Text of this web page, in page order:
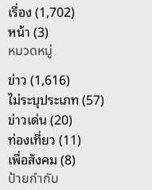
สำ
ห
รั
บ
:
เรื่อง (1,702)
หน้า (3)
หมวดหมู่
ข่าว (1,616)
ไม่ระบุประเภท (57)
ข่าวเด่น (20)
ท่องเที่ยว (11)
เพื่อสังคม (8)
ป้ายกำกับ